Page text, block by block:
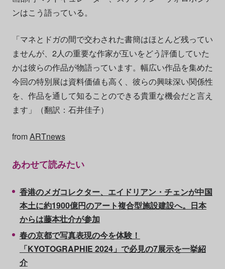
ンはこう語っている。
「マネとドガの間で交わされた書簡はほとんど残ってい
ませんが、2人の重要な作家が互いをどう評価していた
かは彼らの作品が物語っています。幅広い作品を集めた
今回の特別展は資料価値も高く、彼らの興味深い関係性
を、作品を通して知ることのできる貴重な機会だと言え
ます」（翻訳：石井佳子）
fromARTnews
あわせて読みたい
香港のメガコレクター、エイドリアン・チェンが中国
本土に約1900億円のアート複合型施設建設へ。日本
からは藤本壮介が参加
春の京都で写真表現の今を体験！
「KYOTOGRAPHIE 2024」で必見の7展示を一挙紹
介